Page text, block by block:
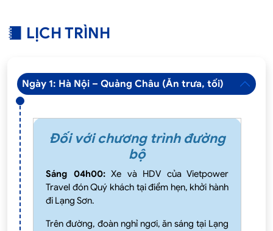
LỊCH TRÌNH
Ngày 1: Hà Nội – Quảng Châu (Ăn trưa, tối)
Đối với chương trình đường
bộ
Sáng 04h00:Xe và HDV của Vietpower
Travel đón Quý khách tại điểm hẹn, khởi hành
đi Lạng Sơn.
Trên đường, đoàn nghỉ ngơi, ăn sáng tại Lạng